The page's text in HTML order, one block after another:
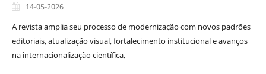
14-05-2026
A revista amplia seu processo de modernização com novos padrões
editoriais, atualização visual, fortalecimento institucional e avanços
na internacionalização científica.